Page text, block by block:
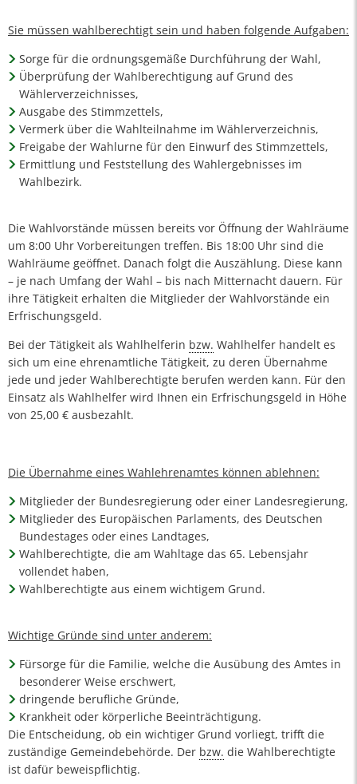
Sie müssen wahlberechtigt sein und haben folgende Aufgaben:
Sorge für die ordnungsgemäße Durchführung der Wahl,
Überprüfung der Wahlberechtigung auf Grund des
Wählerverzeichnisses,
Ausgabe des Stimmzettels,
Vermerk über die Wahlteilnahme im Wählerverzeichnis,
Freigabe der Wahlurne für den Einwurf des Stimmzettels,
Ermittlung und Feststellung des Wahlergebnisses im
Wahlbezirk.
Die Wahlvorstände müssen bereits vor Öffnung der Wahlräume
um 8:00 Uhr Vorbereitungen treffen. Bis 18:00 Uhr sind die
Wahlräume geöffnet. Danach folgt die Auszählung. Diese kann
– je nach Umfang der Wahl – bis nach Mitternacht dauern. Für
ihre Tätigkeit erhalten die Mitglieder der Wahlvorstände ein
Erfrischungsgeld.
Bei der Tätigkeit als Wahlhelferin bzw. Wahlhelfer handelt es
sich um eine ehrenamtliche Tätigkeit, zu deren Übernahme
jede und jeder Wahlberechtigte berufen werden kann. Für den
Einsatz als Wahlhelfer wird Ihnen ein Erfrischungsgeld in Höhe
von 25,00 € ausbezahlt.
Die Übernahme eines Wahlehrenamtes können ablehnen:
Mitglieder der Bundesregierung oder einer Landesregierung,
Mitglieder des Europäischen Parlaments, des Deutschen
Bundestages oder eines Landtages,
Wahlberechtigte, die am Wahltage das 65. Lebensjahr
vollendet haben,
Wahlberechtigte aus einem wichtigem Grund.
Wichtige Gründe sind unter anderem:
Fürsorge für die Familie, welche die Ausübung des Amtes in
besonderer Weise erschwert,
dringende berufliche Gründe,
Krankheit oder körperliche Beeinträchtigung.
Die Entscheidung, ob ein wichtiger Grund vorliegt, trifft die
zuständige Gemeindebehörde. Der bzw. die Wahlberechtigte
ist dafür beweispflichtig.